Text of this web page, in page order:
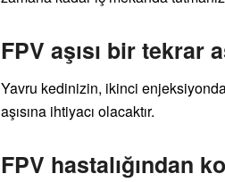
FPV aşısı bir tekrar
Yavru kedinizin, ikinci
aşısına ihtiyacı olacaktır.
FPV hastalığından